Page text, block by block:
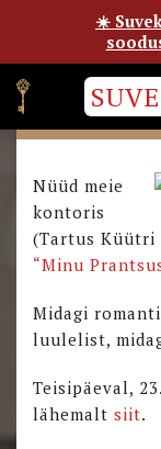
ILMUS
Nüüd meie
kontoris
(Tartus Küütri
“Minu
Midagi
luulelist,
Teisipäeval,
lähemalt siit.
☀️